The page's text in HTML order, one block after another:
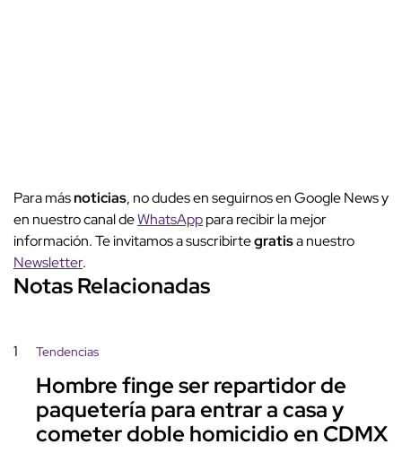
Para másnoticias, no dudes en seguirnos en Google News y
en nuestro canal deWhatsApppara recibir la mejor
información. Te invitamos a suscribirtegratisa nuestro
Newsletter.
Notas Relacionadas
1 Tendencias
Hombre finge ser repartidor de
paquetería para entrar a casa y
cometer doble homicidio en CDMX